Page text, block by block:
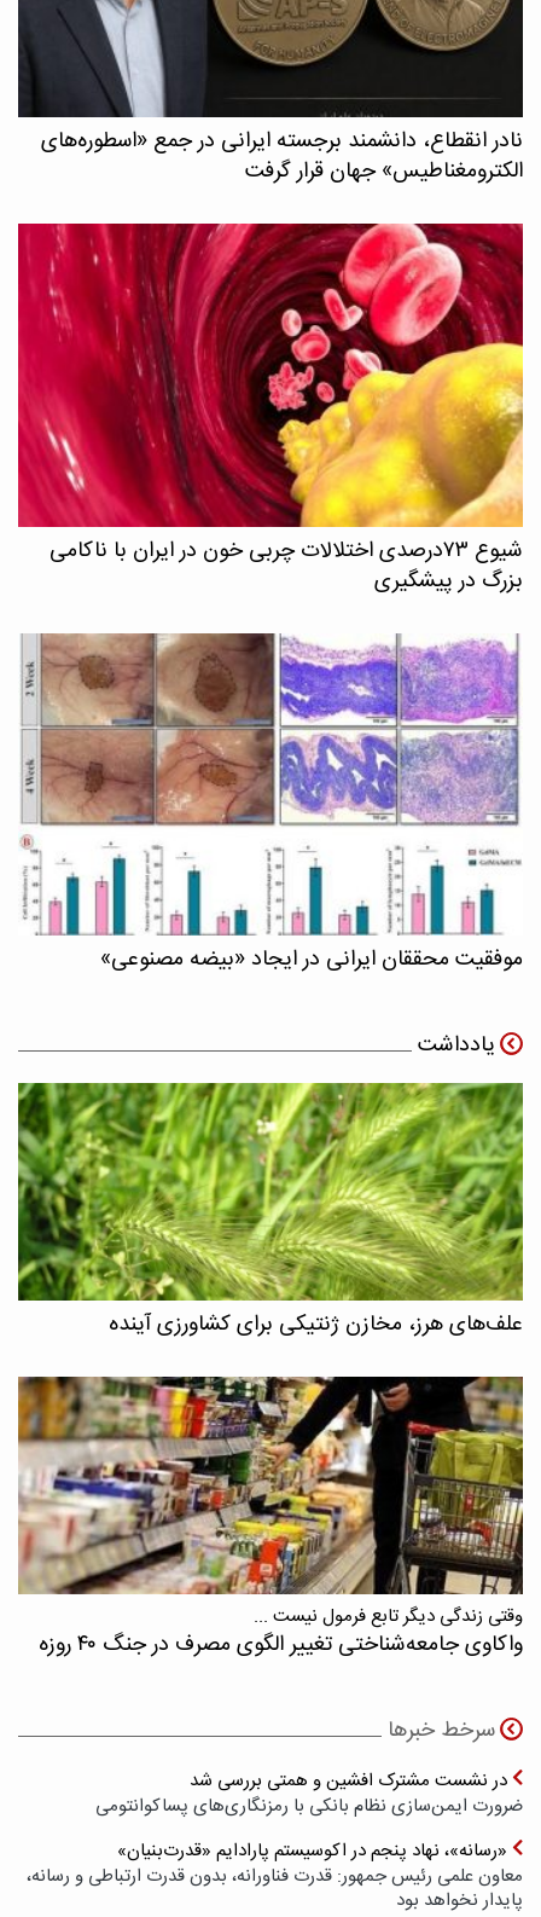
نادر انقطاع، دانشمند برجسته ایرانی در جمع «اسطوره‌های
الکترومغناطیس» جهان قرار گرفت
شیوع ۷۳درصدی اختلالات چربی خون در ایران با ناکامی
بزرگ در پیشگیری
موفقیت محققان ایرانی در ایجاد «بیضه مصنوعی»
یادداشت
علف‌های هرز، مخازن ژنتیکی برای کشاورزی آینده
وقتی زندگی دیگر تابع فرمول نیست ...
واکاوی جامعه‌شناختی تغییر الگوی مصرف در جنگ ۴۰ روزه
سرخط خبرها
در نشست مشترک افشین و همتی بررسی شد
ضرورت ایمن‌سازی نظام بانکی با رمزنگاری‌های پسا‌کوانتومی
«رسانه»، نهاد پنجم در اکوسیستم پارادایم «قدرت‌بنیان»
معاون علمی رئیس جمهور: قدرت فناورانه، بدون قدرت ارتباطی و رسانه،
پایدار نخواهد بود